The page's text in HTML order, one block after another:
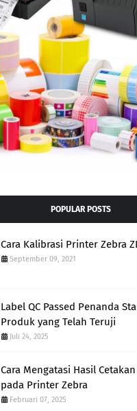
POPULAR POSTS
Cara Kalibrasi Printer Zebra
September 09, 2021
Label QC Passed Penanda
Produk yang Telah Teruji
Juli 24, 2025
Cara Mengatasi Hasil
pada Printer Zebra
Februari 07, 2025